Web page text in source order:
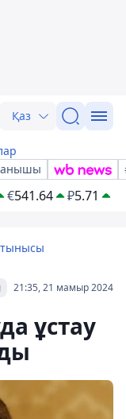
Қаз
€541.64 ₽5.71
21:35, 21 мамыр 2024
ұстау